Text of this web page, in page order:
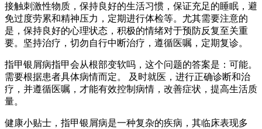
接触刺激性物质，保持良好的生活习惯，保证充足的睡眠，避
免过度劳累和精神压力，定期进行体检等。尤其需要注意的
是，保持良好的心理状态，积极的情绪对于预防反复至关重
要。坚持治疗，切勿自行中断治疗，遵循医嘱，定期复诊。
指甲银屑病指甲会从根部变软吗，这个问题的答案是：可能。
需要根据患者具体病情而定。 及时就医，进行正确诊断和治
疗，并遵循医嘱，才能有效控制病情，改善症状，提高生活质
量。
健康小贴士，指甲银屑病是一种复杂的疾病，其临床表现多